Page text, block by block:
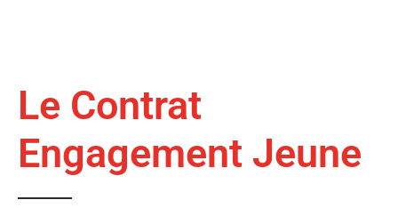
Le Contrat
Engagement Jeune